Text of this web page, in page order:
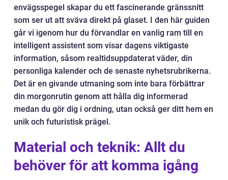
envägsspegel skapar du ett fascinerande gränssnitt
som ser ut att sväva direkt på glaset. I den här guiden
går vi igenom hur du förvandlar en vanlig ram till en
intelligent assistent som visar dagens viktigaste
information, såsom realtidsuppdaterat väder, din
personliga kalender och de senaste nyhetsrubrikerna.
Det är en givande utmaning som inte bara förbättrar
din morgonrutin genom att hålla dig informerad
medan du gör dig i ordning, utan också ger ditt hem en
unik och futuristisk prägel.
Material och teknik: Allt du
behöver för att komma igång